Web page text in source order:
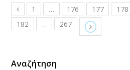
1 … 176 177 178
182
… 267
Αναζήτηση